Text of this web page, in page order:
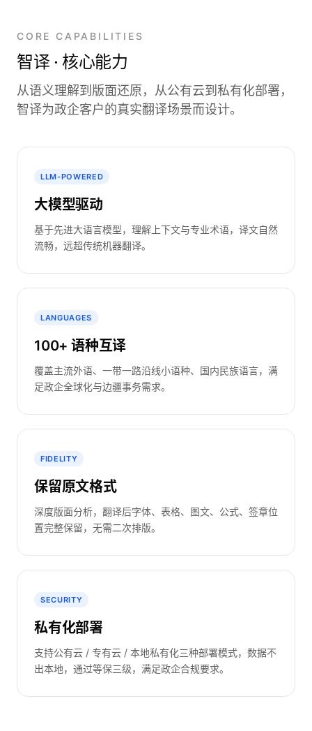
CORE CAPABILITIES
智译 · 核心能力
从语义理解到版面还原，从公有云到私有化部署，
智译为政企客户的真实翻译场景而设计。
LLM-POWERED
大模型驱动
基于先进大语言模型，理解上下文与专业术语，译文自然
流畅，远超传统机器翻译。
LANGUAGES
100+ 语种互译
覆盖主流外语、一带一路沿线小语种、国内民族语言，满
足政企全球化与边疆事务需求。
FIDELITY
保留原文格式
深度版面分析，翻译后字体、表格、图文、公式、签章位
置完整保留，无需二次排版。
SECURITY
私有化部署
支持公有云 / 专有云 / 本地私有化三种部署模式，数据不
出本地，通过等保三级，满足政企合规要求。